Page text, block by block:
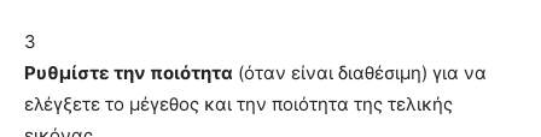
3
Ρυθμίστε την ποιότητα (όταν είναι διαθέσιμη) για να
ελέγξετε το μέγεθος και την ποιότητα της τελικής